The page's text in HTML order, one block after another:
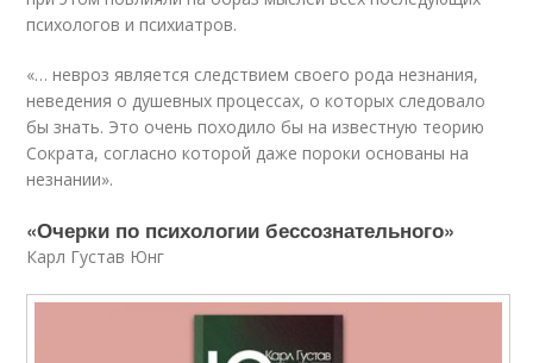
психологов и психиатров.
«… невроз является следствием своего рода незнания,
неведения о душевных процессах, о которых следовало
бы знать. Это очень походило бы на известную теорию
Сократа, согласно которой даже пороки основаны на
незнании».
«Очерки по психологии бессознательного»
Карл Густав Юнг